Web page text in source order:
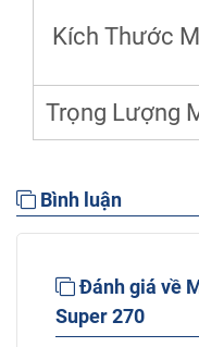
Kích Thước
Trọng Lượng
Bình luận
Đánh giá về
Super 270